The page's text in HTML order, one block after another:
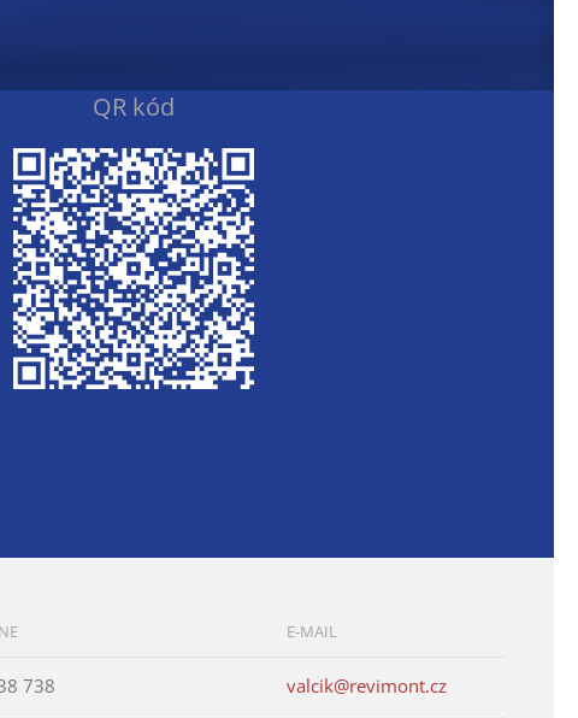
QR kód
E-MAIL
738 valcik@revimont.cz